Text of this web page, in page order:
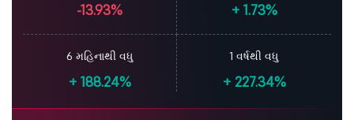
-13.93% +1.73%
6 મહિનાથી વધુ
+188.24%
1 વર્ષથી વધુ
+227.34%